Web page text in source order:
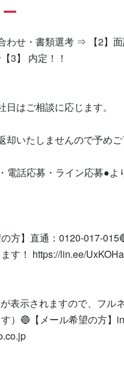
わせ・書類選考 ⇒ 【2】
3】 内定！！
日はご相談に応じます。
却いたしませんので予めご
電話応募・ライン応募●よ
方】直通：0120-017-
す！ https://lin.ee/
が表示されますので、フル
）🔵【メール希望の方】